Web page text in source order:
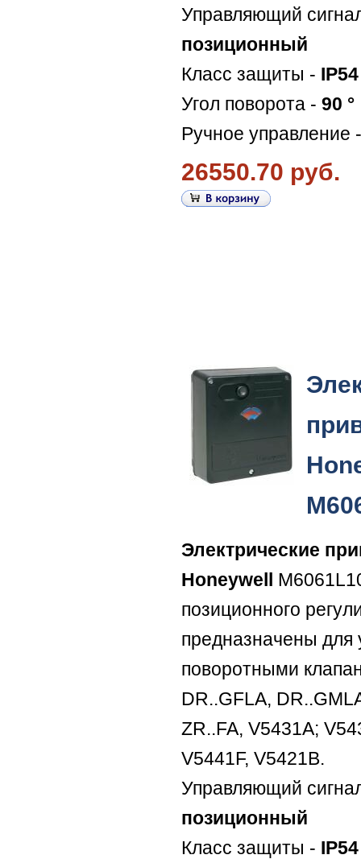
Управляющий
позиционный
Класс защиты - IP54
Угол поворота - 90 °
Ручное управление
26550.70 руб.
Электрические
Honeywell
позиционного
предназначены для
поворотными
DR..GFLA,
ZR..FA, V5431A;
V5441F, V5421B.
Управляющий
позиционный
Класс защиты - IP54